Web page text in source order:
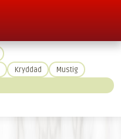
Kryddad Mustig